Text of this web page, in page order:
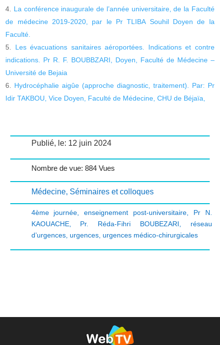
La conférence inaugurale de l’année universitaire, de la Faculté
de médecine 2019-2020, par le Pr TLIBA Souhil Doyen de la
Faculté.
Les évacuations sanitaires aéroportées. Indications et contre
indications. Pr R. F. BOUBBZARI, Doyen, Faculté de Médecine –
Université de Bejaia
Hydrocéphalie aigûe (approche diagnostic, traitement). Par: Pr
Idir TAKBOU, Vice Doyen, Faculté de Médecine, CHU de Béjaïa,
Publié, le: 12 juin 2024
Nombre de vue: 884 Vues
Médecine, Séminaires et colloques
4ème journée ,enseignement post-universitaire, Pr N.
KAOUACHE, Pr. Réda-Fihri BOUBEZARI
réseau
d’urgences, urgences, urgences médico-chirurgicales